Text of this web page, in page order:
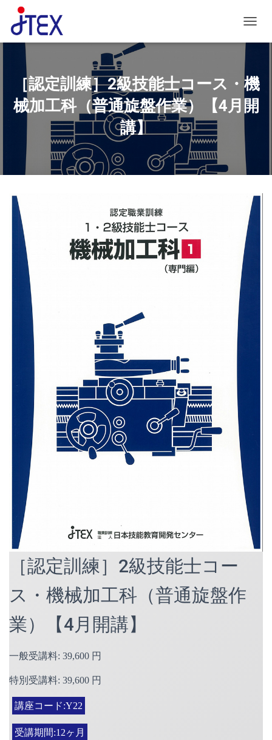
［認定訓練］2級技能士コース・機
械加工科（普通旋盤作業）【4月開
講】
［認定訓練］2級技能士コー
ス・機械加工科（普通旋盤作
業）【4月開講】
一般受講料: 39,600 円
特別受講料: 39,600 円
講座コード:Y22
受講期間:12ヶ月